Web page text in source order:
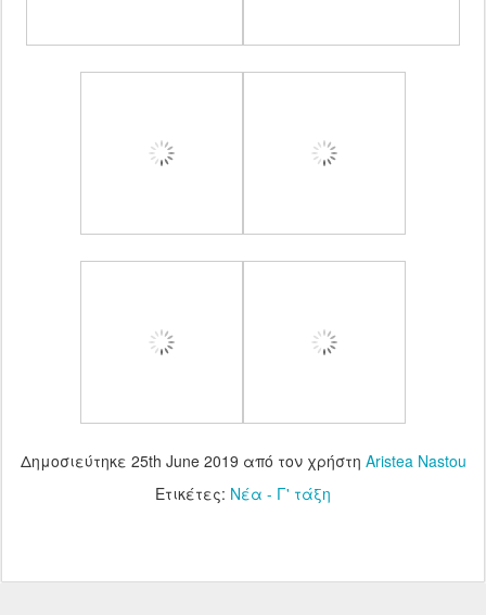
Δημοσιεύτηκε 25th June 2019 από τον χρήστη Aristea Nastou
Ετικέτες: Νέα - Γ' τάξη